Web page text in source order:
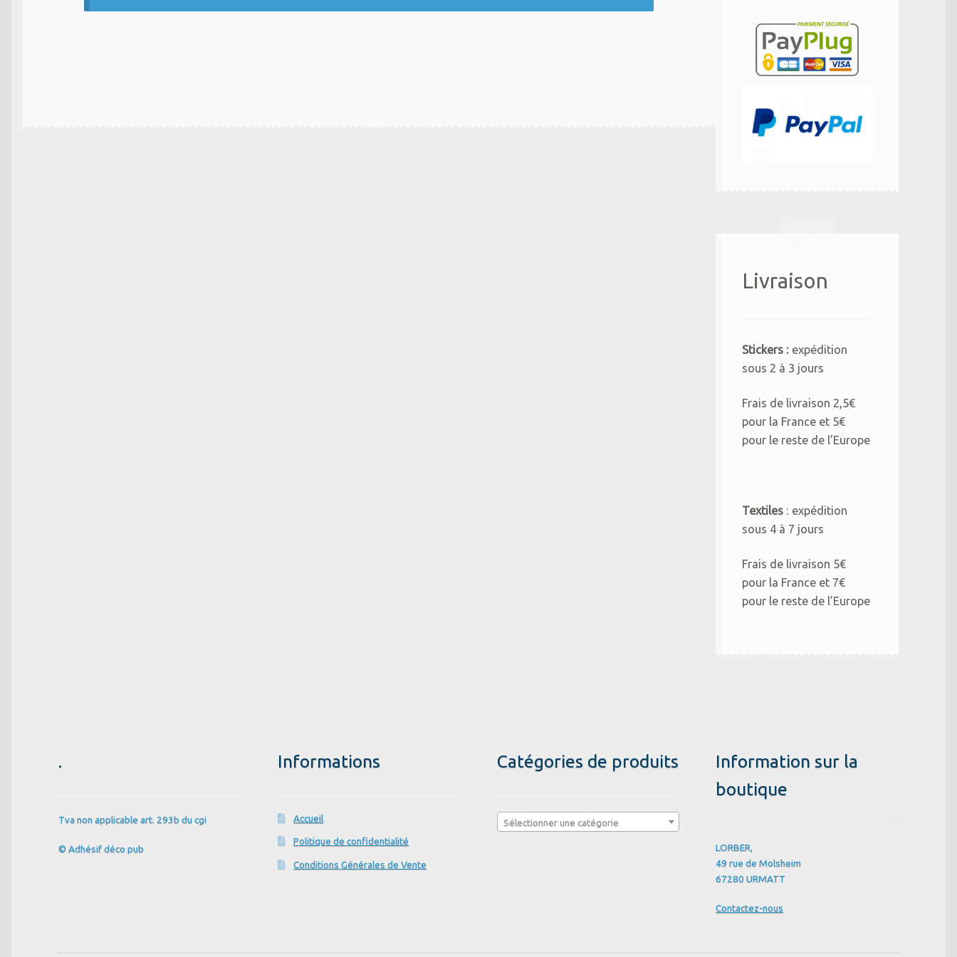
Livraison
Stickers : expédition
sous 2 à 3 jours
Frais de livraison 2,5€
pour la France et 5€
pour le reste de l’Europe
Textiles : expédition
sous 4 à 7 jours
Frais de livraison 5€
pour la France et 7€
pour le reste de l’Europe
.
Tva non applicable art. 293b du cgi
© Adhésif déco pub
Informations
Accueil
Politique de confidentialité
Conditions Générales de Vente
Catégories de produits
Sélectionner une catégorie
Information sur la
boutique
LORBER,
49 rue de Molsheim
67280 URMATT
Contactez-nous